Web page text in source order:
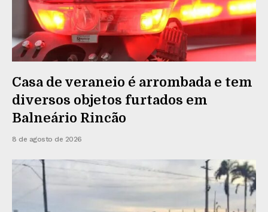
Casa de veraneio é arrombada e tem
diversos objetos furtados em
Balneário Rincão
8 de agosto de 2026